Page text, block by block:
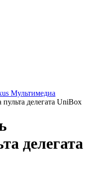
Мультимедиа
делегата UniBox
делегата